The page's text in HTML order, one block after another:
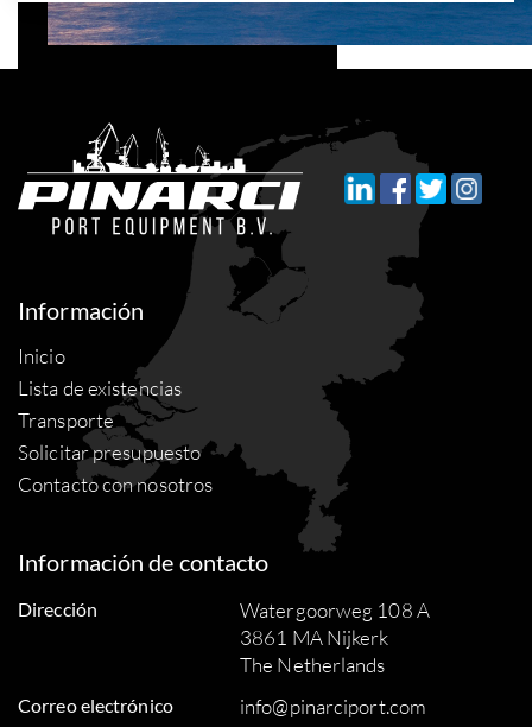
Información
Inicio
Lista de existencias
Transporte
Solicitar presupuesto
Contacto con nosotros
Información de contacto
Dirección
Watergoorweg 108 A
3861 MA Nijkerk
The Netherlands
Correo electrónico info@pinarciport.com